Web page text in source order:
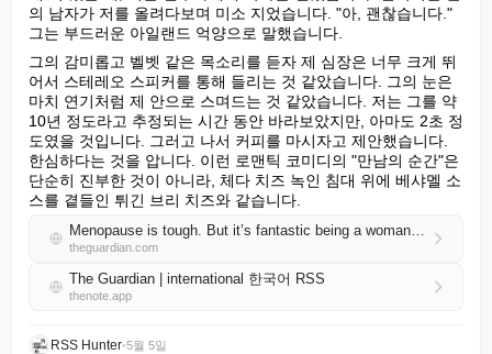
의 남자가 저를 올려다보며 미소 지었습니다. "아, 괜찮습니다."
그는 부드러운 아일랜드 억양으로 말했습니다.
그의 감미롭고 벨벳 같은 목소리를 듣자 제 심장은 너무 크게 뛰
어서 스테레오 스피커를 통해 들리는 것 같았습니다. 그의 눈은
마치 연기처럼 제 안으로 스며드는 것 같았습니다. 저는 그를 약
10년 정도라고 추정되는 시간 동안 바라보았지만, 아마도 2초 정
도였을 것입니다. 그러고 나서 커피를 마시자고 제안했습니다.
한심하다는 것을 압니다. 이런 로맨틱 코미디의 "만남의 순간"은
단순히 진부한 것이 아니라, 체다 치즈 녹인 침대 위에 베샤멜 소
스를 곁들인 튀긴 브리 치즈와 같습니다.
Menopause is tough. But it’s fantastic being a woman in her 60s
theguardian.com
The Guardian | international 한국어 RSS
thenote.app
RSS Hunter•5월 5일